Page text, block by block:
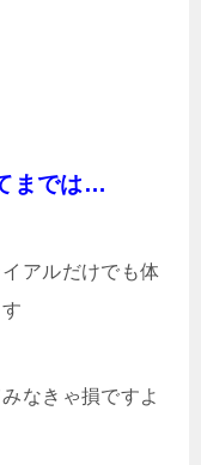
までは…
アルだけでも体
なきゃ損ですよ